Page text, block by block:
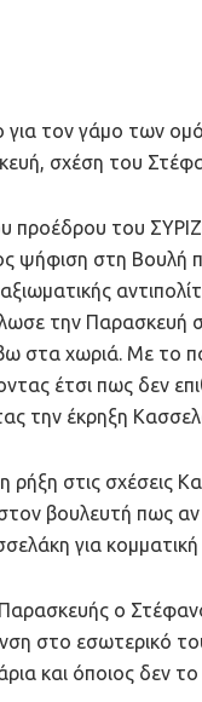
για τον γάμο των
σχέση του
του
ψήφιση στη Βουλή
την Παρασκευή
στα χωριά. Με το
έτσι πως δεν
την έκρηξη
ρήξη στις σχέσεις
βουλευτή πως
για κομματική
ο
στο εσωτερικό
και όποιος δεν